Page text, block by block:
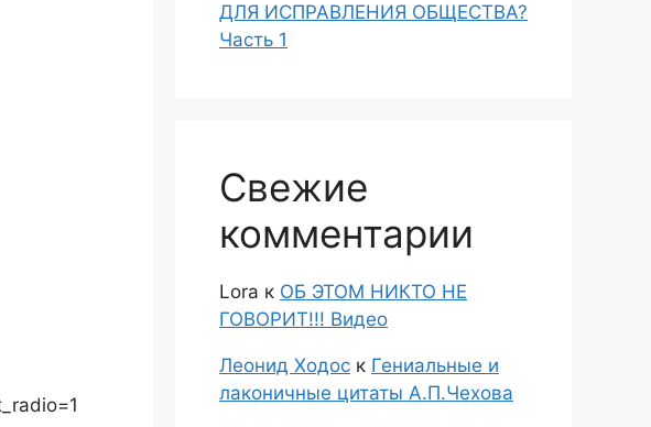
ДЛЯ ИСПРАВЛЕНИЯ ОБЩЕСТВА?
Часть 1
Свежие
комментарии
Lora к ОБ ЭТОМ НИКТО НЕ
ГОВОРИТ!!! Видео
Леонид Ходос к Гениальные и
лаконичные цитаты А.П.Чехова